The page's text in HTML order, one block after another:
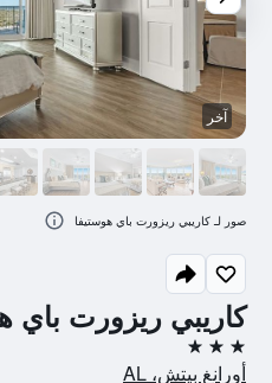
كاريبي ريزورت باي
3 نجوم
أورانغ بيتش، AL
آخر
صور لـ كاريبي ريزورت باي هوستيفا